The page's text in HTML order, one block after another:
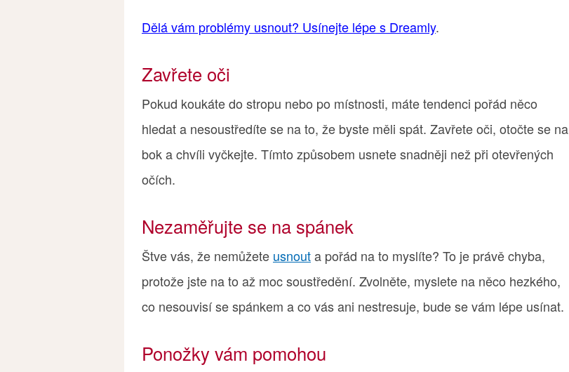
Dělá vám problémy usnout? Usínejte lépe s Dreamly.
Zavřete oči
Pokud koukáte do stropu nebo po místnosti, máte tendenci pořád něco
hledat a nesoustředíte se na to, že byste měli spát. Zavřete oči, otočte se na
bok a chvíli vyčkejte. Tímto způsobem usnete snadněji než při otevřených
očích.
Nezaměřujte se na spánek
Štve vás, že nemůžete usnouta pořád na to myslíte? To je právě chyba,
protože jste na to až moc soustředění. Zvolněte, myslete na něco hezkého,
co nesouvisí se spánkem a co vás ani nestresuje, bude se vám lépe usínat.
Ponožky vám pomohou